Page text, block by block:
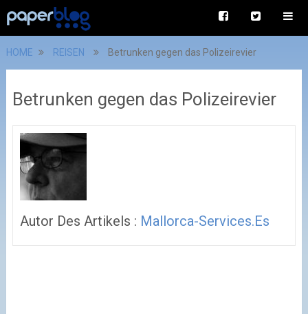
HOME REISEN Betrunken gegen das Polizeirevier
Betrunken gegen das Polizeirevier
Autor Des Artikels : Mallorca-Services.es